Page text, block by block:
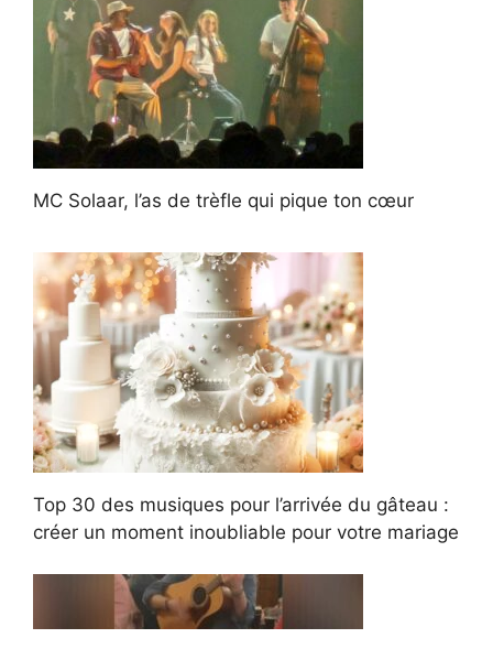
MC Solaar, l’as de trèfle qui pique ton cœur
Top 30 des musiques pour l’arrivée du gâteau :
créer un moment inoubliable pour votre mariage